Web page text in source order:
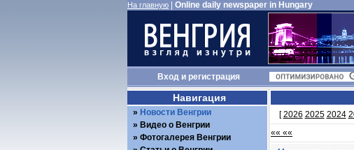
На главную Online daily newspaper in Hungary
Входи регистрация
[2026 2025 2024
«« ««
Навигация
Новости Венгрии
Видео о Венгрии
Фотогалерея Венгрии